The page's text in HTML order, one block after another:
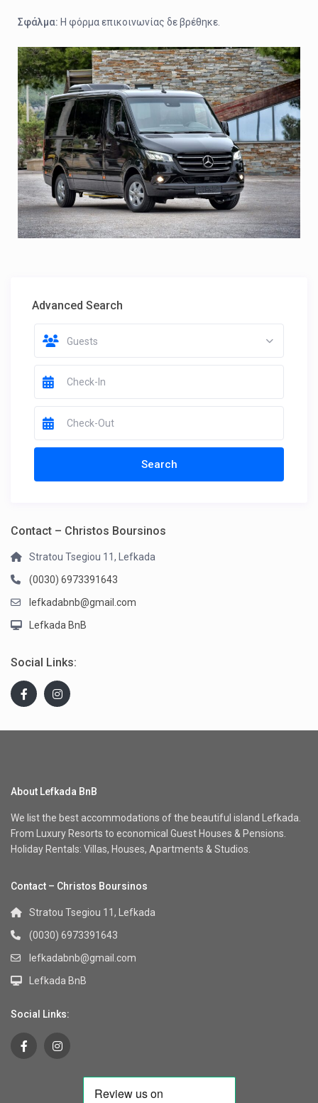
Σφάλμα: Η φόρμα επικοινωνίας δε βρέθηκε.
Advanced Search
Guests
Contact – Christos Boursinos
Stratou Tsegiou 11, Lefkada
(0030) 6973391643
lefkadabnb@gmail.com
Lefkada BnB
Social Links:
About Lefkada BnB
We list the best accommodations of the beautiful island Lefkada.
From Luxury Resorts to economical Guest Houses & Pensions.
Holiday Rentals: Villas, Houses, Apartments & Studios.
Contact – Christos Boursinos
Stratou Tsegiou 11, Lefkada
(0030) 6973391643
lefkadabnb@gmail.com
Lefkada BnB
Social Links: